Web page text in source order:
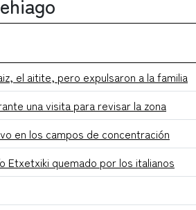
el aitite, pero expulsaron a la familia
una visita para revisar la zona
en los campos de concentración
Etxetxiki quemado por los italianos